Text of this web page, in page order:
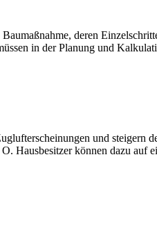
deren
in der Planung und
und steigern
Hausbesitzer können dazu auf